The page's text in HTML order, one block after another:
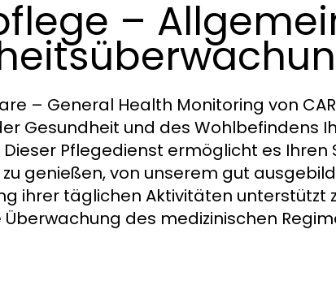
–
– General Health Monitoring von
Gesundheit und des Wohlbefindens
Pflegedienst ermöglicht es Ihren
genießen, von unserem gut
ihrer täglichen Aktivitäten unterstützt
Überwachung des medizinischen